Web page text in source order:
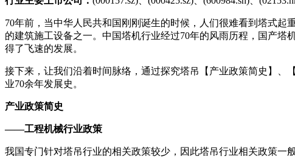
70年前，当中华人民共和国刚刚诞生的时候，人们很难看到塔式
的建筑施工设备之一。中国塔机行业经过70年的风雨历程，国产
得了飞速的发展。
接下来，让我们沿着时间脉络，通过探究塔吊【产业政策简史】
业70余年发展史。
产业政策简史
——工程机械行业政策
我国专门针对塔吊行业的相关政策较少，因此塔吊行业相关政策一